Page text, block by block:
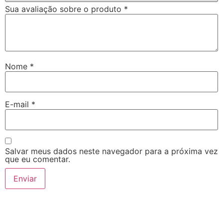
Sua avaliação sobre o produto *
Nome *
E-mail *
Salvar meus dados neste navegador para a próxima vez
que eu comentar.